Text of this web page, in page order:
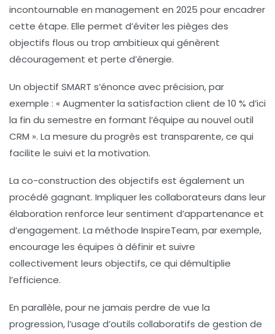
incontournable en management en 2025 pour encadrer
cette étape. Elle permet d’éviter les pièges des
objectifs flous ou trop ambitieux qui génèrent
découragement et perte d’énergie.
Un objectif SMART s’énonce avec précision, par
exemple : « Augmenter la satisfaction client de 10 % d’ici
la fin du semestre en formant l’équipe au nouvel outil
CRM ». La mesure du progrès est transparente, ce qui
facilite le suivi et la motivation.
La co-construction des objectifs est également un
procédé gagnant. Impliquer les collaborateurs dans leur
élaboration renforce leur sentiment d’appartenance et
d’engagement. La méthode InspireTeam, par exemple,
encourage les équipes à définir et suivre
collectivement leurs objectifs, ce qui démultiplie
l’efficience.
En parallèle, pour ne jamais perdre de vue la
progression, l’usage d’outils collaboratifs de gestion de